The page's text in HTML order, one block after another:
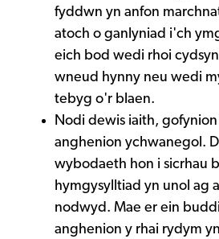
fyddwn yn anfon
atoch o ganlyniad i'ch
eich bod wedi rhoi
wneud hynny neu wedi
tebyg o'r blaen.
Nodi dewis iaith,
anghenion ychwanegol.
wybodaeth hon i sicrhau
hymgysylltiad yn unol ag
nodwyd. Mae er ein
anghenion y rhai rydym